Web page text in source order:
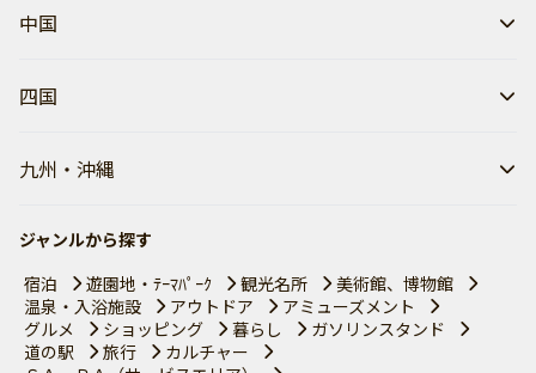
中国
四国
九州・沖縄
ジャンルから探す
宿泊
遊園地・ﾃｰﾏﾊﾟｰｸ 観光名所
美術館、博物館
温泉・入浴施設
アウトドア
アミューズメント
グルメ
ショッピング 暮らし
ガソリンスタンド
道の駅
旅行
カルチャー